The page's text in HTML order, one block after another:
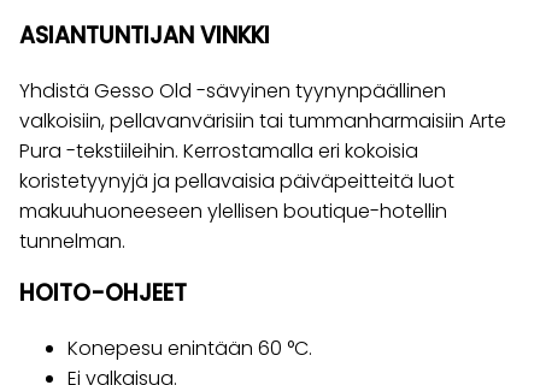
ASIANTUNTIJAN VINKKI
Yhdistä Gesso Old -sävyinen tyynynpäällinen
valkoisiin, pellavanvärisiin tai tummanharmaisiin Arte
Pura -tekstiileihin. Kerrostamalla eri kokoisia
koristetyynyjä ja pellavaisia päiväpeitteitä luot
makuuhuoneeseen ylellisen boutique-hotellin
tunnelman.
HOITO-OHJEET
Konepesu enintään 60 °C.
Ei valkaisua.